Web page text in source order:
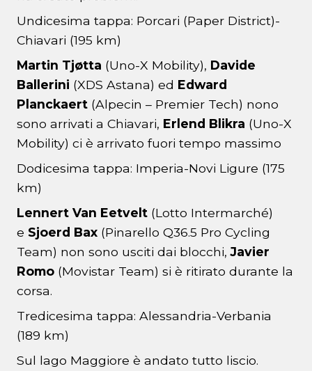
Undicesima tappa: Porcari (Paper District)-
Chiavari (195 km)
Martin Tjøtta (Uno-X Mobility), Davide
Ballerini (XDS Astana) ed Edward
Planckaert (Alpecin – Premier Tech) nono
sono arrivati a Chiavari, Erlend Blikra (Uno-X
Mobility) ci è arrivato fuori tempo massimo
Dodicesima tappa: Imperia-Novi Ligure (175
km)
Lennert Van Eetvelt (Lotto Intermarché)
e Sjoerd Bax (Pinarello Q36.5 Pro Cycling
Team) non sono usciti dai blocchi,Javier
Romo (Movistar Team) si è ritirato durante la
corsa.
Tredicesima tappa: Alessandria-Verbania
(189 km)
Sul lago Maggiore è andato tutto liscio.